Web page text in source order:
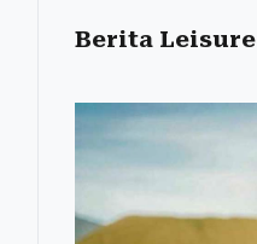
Berita Leisure